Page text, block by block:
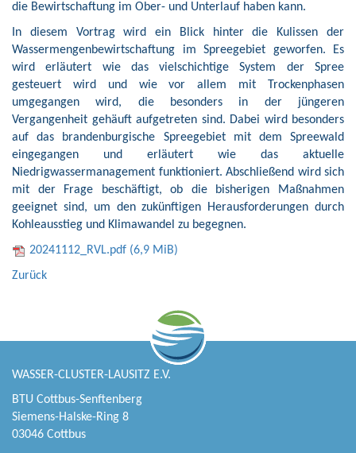
die Bewirtschaftung im Ober- und Unterlauf haben kann.
In diesem Vortrag wird ein Blick hinter die Kulissen der
Wassermengenbewirtschaftung im Spreegebiet geworfen. Es
wird erläutert wie das vielschichtige System der Spree
gesteuert wird und wie vor allem mit Trockenphasen
umgegangen wird, die besonders in der jüngeren
Vergangenheit gehäuft aufgetreten sind. Dabei wird besonders
auf das brandenburgische Spreegebiet mit dem Spreewald
eingegangen und erläutert wie das aktuelle
Niedrigwassermanagement funktioniert. Abschließend wird sich
mit der Frage beschäftigt, ob die bisherigen Maßnahmen
geeignet sind, um den zukünftigen Herausforderungen durch
Kohleausstieg und Klimawandel zu begegnen.
20241112_RVL.pdf (6,9 MiB)
Zurück
WASSER-CLUSTER-LAUSITZ E.V.
BTU Cottbus-Senftenberg
Siemens-Halske-Ring 8
03046 Cottbus